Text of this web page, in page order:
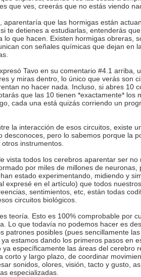
que ves, creerás que no estás viendo
aparentaría que las hormigas están
te detienes a estudiarlas, entenderás
lo que hacen. Existen hormigas obreras,
con señales químicas que dejan en
Tavo en su comentario #4.1 arriba,
y miras dentro, lo único que verás son
no hacer nada. Incluso, si abres 10
que las 10 tienen *exactamente* los
cada una está quizás corriendo un
la interacción de esos circuitos, existe
desconoces, pero lo sabemos porque la
instrumentos.
vista todos los cerebros aparentar ser no
por miles de millones de neuronas,
estado experimentando, midiendo y
expresé en el artículo) que todos
sentimientos, etc, están todas
circuitos biológicos.
teoría. Esto es 100% comprobable por
Lo que todavía no podemos hacer es
patrones posibles (pues sencillamente
estamos dando los primeros pasos en
ya específicamente las áreas del cerebro
corto y largo plazo, de coordinar
sonidos, olores, visión, tacto y gusto,
especializadas.